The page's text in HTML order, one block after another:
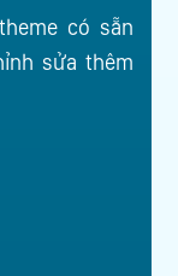
có sẵn
sửa thêm